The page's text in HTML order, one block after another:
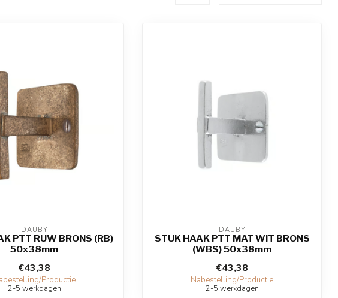
DAUBY
PTT RUW BRONS (RB)
50x38mm
€43,38
Productie
2-5 werkdagen
DAUBY
STUK HAAK PTT MAT WIT BRONS
(WBS) 50x38mm
€43,38
Nabestelling/Productie
2-5 werkdagen